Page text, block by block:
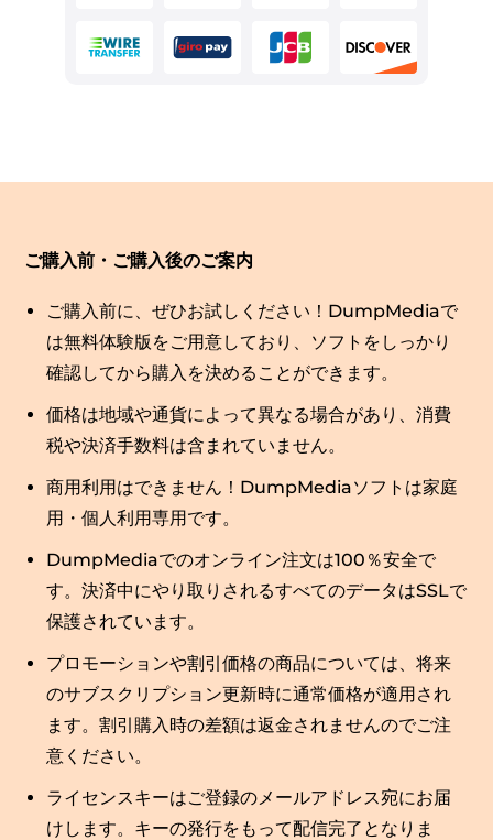
ご購入前・ご購入後のご案内
ご購入前に、ぜひお試しください！DumpMediaで
は無料体験版をご用意しており、ソフトをしっかり
確認してから購入を決めることができます。
価格は地域や通貨によって異なる場合があり、消費
税や決済手数料は含まれていません。
商用利用はできません！DumpMediaソフトは家庭
用・個人利用専用です。
DumpMediaでのオンライン注文は100％安全で
す。決済中にやり取りされるすべてのデータはSSLで
保護されています。
プロモーションや割引価格の商品については、将来
のサブスクリプション更新時に通常価格が適用され
ます。割引購入時の差額は返金されませんのでご注
意ください。
ライセンスキーはご登録のメールアドレス宛にお届
けします。キーの発行をもって配信完了となりま